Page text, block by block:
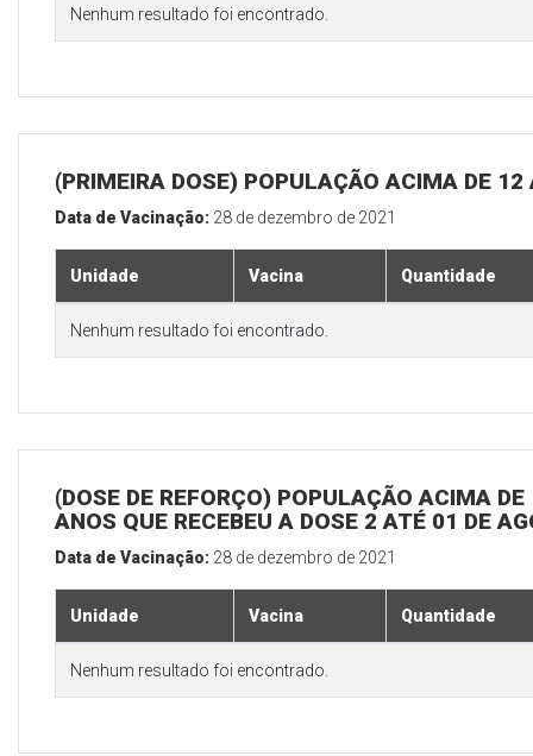
Nenhum resultado foi encontrado.
(PRIMEIRA DOSE) POPULAÇÃO ACIMA DE 12
Data de Vacinação: 28 de dezembro de 2021
Unidade Vacina Quantidade
Nenhum resultado foi encontrado.
(DOSE DE REFORÇO) POPULAÇÃO ACIMA DE
ANOS QUE RECEBEU A DOSE 2 ATÉ 01 DE
Data de Vacinação: 28 de dezembro de 2021
Unidade Vacina Quantidade
Nenhum resultado foi encontrado.